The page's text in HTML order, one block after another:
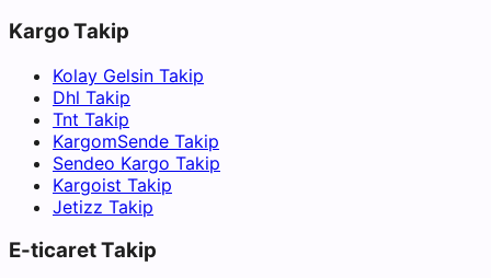
Kargo Takip
Kolay Gelsin Takip
Dhl Takip
Tnt Takip
KargomSende Takip
Sendeo Kargo Takip
Kargoist Takip
Jetizz Takip
E-ticaret Takip